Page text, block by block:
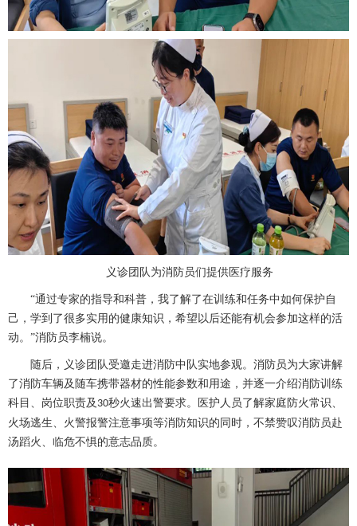
义诊团队为消防员们提供医疗服务
“通过专家的指导和科普，我了解了在训练和任务中如何保护自
己，学到了很多实用的健康知识，希望以后还能有机会参加这样的活
动。”消防员李楠说。
随后，义诊团队受邀走进消防中队实地参观。消防员为大家讲解
了消防车辆及随车携带器材的性能参数和用途，并逐一介绍消防训练
科目、岗位职责及 30秒火速出警要求。医护人员了解家庭防火常识、
火场逃生、火警报警注意事项等消防知识的同时，不禁赞叹消防员赴
汤蹈火、临危不惧的意志品质。